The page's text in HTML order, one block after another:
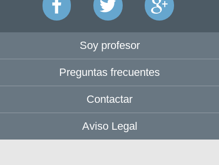
Soy profesor
Preguntas frecuentes
Contactar
Aviso Legal